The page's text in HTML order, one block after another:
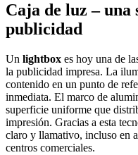
Caja de luz – una
publicidad
Un lightbox es hoy una de
la publicidad impresa. La
contenido en un punto de
inmediata. El marco de
superficie uniforme que
impresión. Gracias a esta
claro y llamativo, incluso en
centros comerciales.